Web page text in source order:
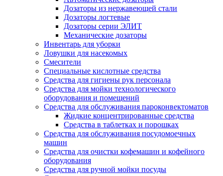
Дозаторы из нержавеющей стали
Дозаторы логтевые
Дозаторы серии ЭЛИТ
Механические дозаторы
Инвентарь для уборки
Ловушки для насекомых
Смесители
Специальные кислотные средства
Средства для гигиены рук персонала
Средства для мойки технологического
оборудования и помещений
Средства для обслуживания пароконвектоматов
Жидкие концентрированные средства
Средства в таблетках и порошках
Средства для обслуживания посудомоечных
машин
Средства для очистки кофемашин и кофейного
оборудования
Средства для ручной мойки посуды